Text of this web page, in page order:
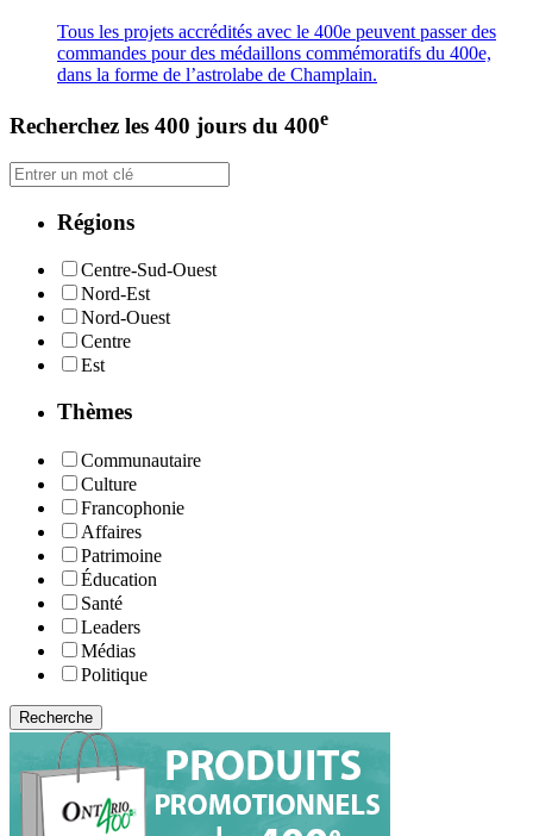
Tous les projets accrédités avec le 400e peuvent passer des
commandes pour des médaillons commémoratifs du 400e,
dans la forme de l’astrolabe de Champlain.
Recherchez les 400 jours du 400e
Régions
Centre-Sud-Ouest
Nord-Est
Nord-Ouest
Centre
Est
Thèmes
Communautaire
Culture
Francophonie
Affaires
Patrimoine
Éducation
Santé
Leaders
Médias
Politique